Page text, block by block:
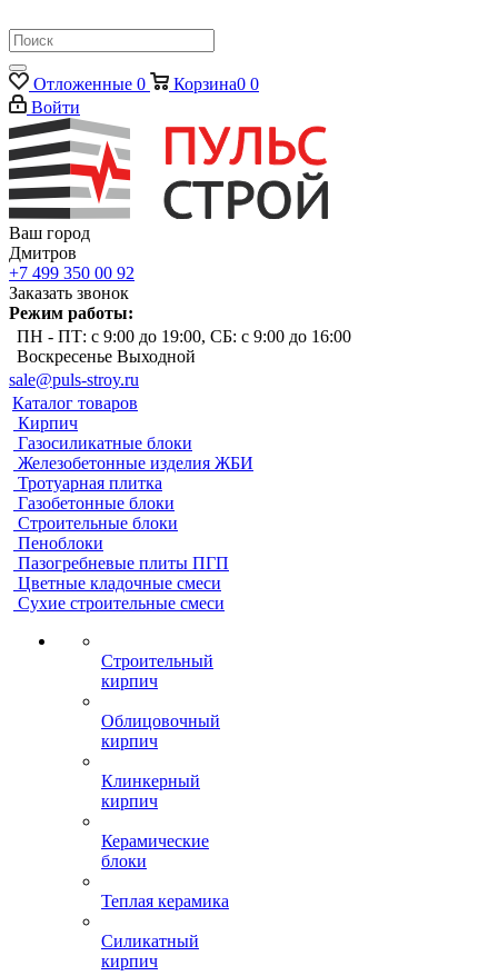
Отложенные 0 Корзина0 0
Войти
Ваш город
Дмитров
+7 499 350 00 92
Заказать звонок
Режим работы:
ПН - ПТ: с 9:00 до 19:00, СБ: с 9:00 до 16:00
Воскресенье Выходной
sale@puls-stroy.ru
Каталог товаров
Кирпич
Газосиликатные блоки
Железобетонные изделия ЖБИ
Тротуарная плитка
Газобетонные блоки
Строительные блоки
Пеноблоки
Пазогребневые плиты ПГП
Цветные кладочные смеси
Сухие строительные смеси
Строительный
кирпич
Облицовочный
кирпич
Клинкерный
кирпич
Керамические
блоки
Теплая керамика
Силикатный
кирпич